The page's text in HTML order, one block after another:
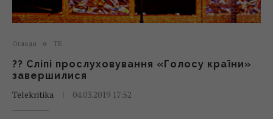
Огляди ТБ
?? Сліпі прослуховування «Голосу країни»
завершилися
Telekritika
04.03.2019 17:52